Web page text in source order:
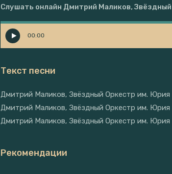
Слушать онлайн Дмитрий Маликов,
00:00
Текст песни
Дмитрий Маликов, Звёздный Оркестр им. Юрия
Дмитрий Маликов, Звёздный Оркестр им. Юрия
Дмитрий Маликов, Звёздный Оркестр им. Юрия
Рекомендации